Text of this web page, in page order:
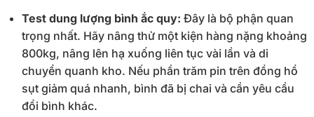
Test dung lượng bình ắc quy: Đây là bộ phận quan
trọng nhất. Hãy nâng thử một kiện hàng nặng khoảng
800kg, nâng lên hạ xuống liên tục vài lần và di
chuyển quanh kho. Nếu phần trăm pin trên đồng hồ
sụt giảm quá nhanh, bình đã bị chai và cần yêu cầu
đổi bình khác.